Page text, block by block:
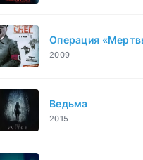
Операция
2009
Ведьма
2015